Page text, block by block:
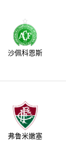
沙佩科恩斯
弗鲁米嫩塞